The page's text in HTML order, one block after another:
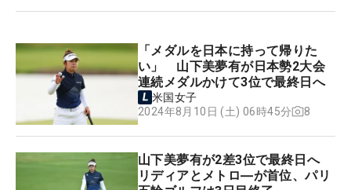
「メダルを日本に持って帰りた
い」 山下美夢有が日本勢2大会
連続メダルかけて3位で最終日へ
米国女子
2024年8月10日 (土) 06時45分
8
山下美夢有が2差3位で最終日へ
リディアとメトロ―が首位、パリ